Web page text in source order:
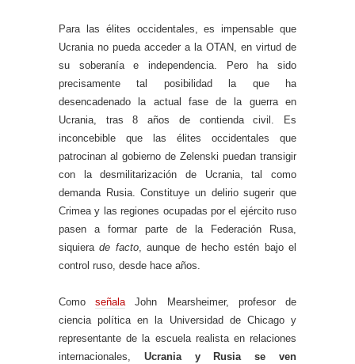
Para las élites occidentales, es impensable que
Ucrania no pueda acceder a la OTAN, en virtud de
su soberanía e independencia. Pero ha sido
precisamente tal posibilidad la que ha
desencadenado la actual fase de la guerra en
Ucrania, tras 8 años de contienda civil. Es
inconcebible que las élites occidentales que
patrocinan al gobierno de Zelenski puedan transigir
con la desmilitarización de Ucrania, tal como
demanda Rusia. Constituye un delirio sugerir que
Crimea y las regiones ocupadas por el ejército ruso
pasen a formar parte de la Federación Rusa,
siquierade facto, aunque de hecho estén bajo el
control ruso, desde hace años.
ComoseñalaJohn Mearsheimer, profesor de
ciencia política en la Universidad de Chicago y
representante de la escuela realista en relaciones
internacionales, Ucrania y Rusia se ven